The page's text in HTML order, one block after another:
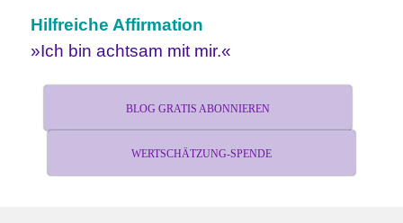
Hilfreiche Affirmation
»Ich bin achtsam mit mir.«
BLOG GRATIS ABONNIEREN
WERTSCHÄTZUNG-SPENDE